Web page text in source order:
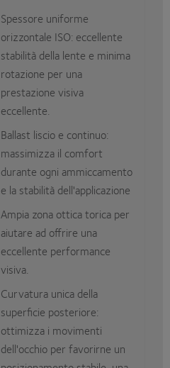
Spessore uniforme
orizzontale ISO: eccellente
stabilità della lente e minima
rotazione per una
prestazione visiva
eccellente.
Ballast liscio e continuo:
massimizza il comfort
durante ogni ammiccamento
e la stabilità dell'applicazione
Ampia zona ottica torica per
aiutare ad offrire una
eccellente performance
visiva.
Curvatura unica della
superficie posteriore:
ottimizza i movimenti
dell'occhio per favorirne un